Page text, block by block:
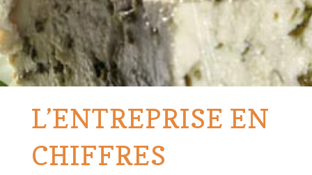
L’ENTREPRISE EN
CHIFFRES